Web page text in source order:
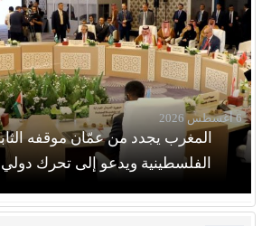
المغرب يجدد من عمّان موقفه
الفلسطينية ويدعو إلى تحرك
6 أغسطس 2026